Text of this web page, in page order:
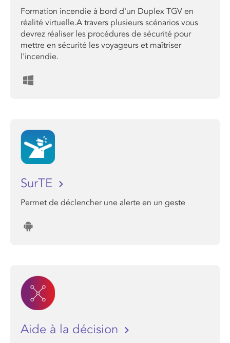
Formation incendie à bord d'un Duplex TGV en
réalité virtuelle.A travers plusieurs scénarios vous
devrez réaliser les procédures de sécurité pour
mettre en sécurité les voyageurs et maîtriser
l'incendie.
SurTE
Permet de déclencher une alerte en un geste
Aide à la décision